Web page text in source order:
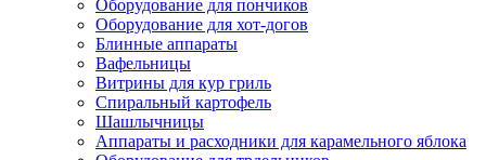
Оборудование для пончиков
Оборудование для хот-догов
Блинные аппараты
Вафельницы
Витрины для кур гриль
Спиральный картофель
Шашлычницы
Аппараты и расходники для карамельного яблока